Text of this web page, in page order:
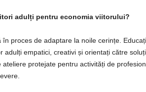
adulți pentru economia viitorului?
proces de adaptare la noile cerințe.
adulți empatici, creativi și orientați către
protejate pentru activități de